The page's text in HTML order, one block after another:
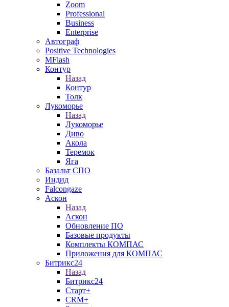
Zoom
Professional
Business
Enterprise
Автограф
Positive Technologies
MFlash
Контур
Назад
Контур
Толк
Лукоморье
Назад
Лукоморье
Диво
Акола
Теремок
Яга
Базальт СПО
Индид
Falcongaze
Аскон
Назад
Аскон
Обновление ПО
Базовые продукты
Комплекты КОМПАС
Приложения для КОМПАС
Битрикс24
Назад
Битрикс24
Старт+
CRM+